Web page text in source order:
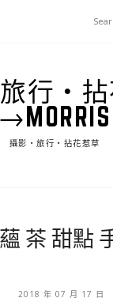
行‧拈
→MORRIS
攝影‧旅行‧拈花惹草
蘊 茶 甜點
2018 年 07 月 17 日